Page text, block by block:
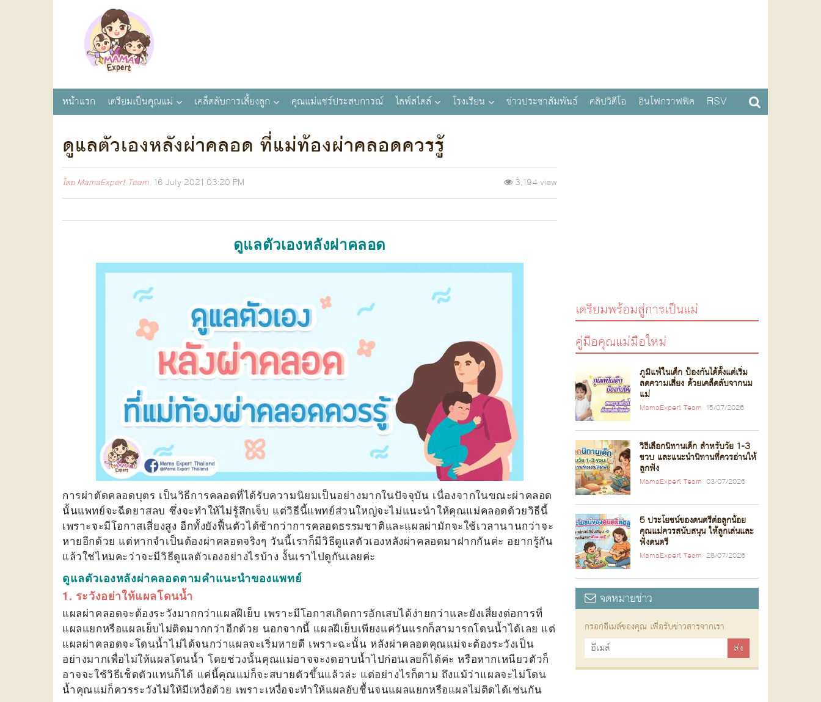
หน้าแรก เตรียมเป็นคุณแม่ เคล็ดลับการเลี้ยงลูก คุณแม่แชร์ประสบการณ์ ไลฟ์สไตล์ โรงเรียน ข่าวประชาสัมพันธ์ คลิปวิดีโอ อินโฟกราฟฟิค RSV
ดูแลตัวเองหลังผ่าคลอด ที่แม่ท้องผ่าคลอดควรรู้
โดยMamaExpert Team 16 July 2021 03:20 PM 3,194 view
ดูแลตัวเองหลังผ่าคลอด
การผ่าตัดคลอดบุตร เป็นวิธีการคลอดที่ได้รับความนิยมเป็นอย่างมากในปัจจุบัน เนื่องจากในขณะผ่าคลอด
นั้นแพทย์จะฉีดยาสลบ ซึ่งจะทำให้ไม่รู้สึกเจ็บ แต่วิธีนี้แพทย์ส่วนใหญ่จะไม่แนะนำให้คุณแม่คลอดด้วยวิธีนี้
เพราะจะมีโอกาสเสี่ยงสูง อีกทั้งยังฟื้นตัวได้ช้ากว่าการคลอดธรรมชาติและแผลผ่ามักจะใช้เวลานานกว่าจะ
หายอีกด้วย แต่หากจำเป็นต้องผ่าคลอดจริงๆ วันนี้เราก็มีวิธีดูแลตัวเองหลังผ่าคลอดมาฝากกันค่ะ อยากรู้กัน
แล้วใช่ไหมคะว่าจะมีวิธีดูแลตัวเองอย่างไรบ้าง งั้นเราไปดูกันเลยค่ะ
ดูแลตัวเองหลังผ่าคลอดตามคำแนะนำของแพทย์
1. ระวังอย่าให้แผลโดนน้ำ
แผลผ่าคลอดจะต้องระวังมากกว่าแผลฝีเย็บ เพราะมีโอกาสเกิดการอักเสบได้ง่ายกว่าและยังเสี่ยงต่อการที่
แผลแยกหรือแผลเย็บไม่ติดมากกว่าอีกด้วย นอกจากนี้ แผลฝีเย็บเพียงแค่วันแรกก็สามารถโดนน้ำได้เลย แต่
แผลผ่าคลอดจะโดนน้ำไม่ได้จนกว่าแผลจะเริ่มหายดี เพราะฉะนั้น หลังผ่าคลอดคุณแม่จะต้องระวังเป็น
อย่างมากเพื่อไม่ให้แผลโดนน้ำ โดยช่วงนั้นคุณแม่อาจจะงดอาบน้ำไปก่อนเลยก็ได้ค่ะ หรือหากเหนียวตัวก็
อาจจะใช้วิธีเช็ดตัวแทนก็ได้ แค่นี้คุณแม่ก็จะสบายตัวขึ้นแล้วล่ะ แต่อย่างไรก็ตาม ถึงแม้ว่าแผลจะไม่โดน
น้ำคุณแม่ก็ควรระวังไม่ให้มีเหงื่อด้วย เพราะเหงื่อจะทำให้แผลอับชื้นจนแผลแยกหรือแผลไม่ติดได้เช่นกัน
เตรียมพร้อมสู่การเป็นแม่
คู่มือคุณแม่มือใหม่
ภูมิแพ้ในเด็ก ป้องกันได้ตั้งแต่เริ่ม
ลดความเสี่ยง ด้วยเคล็ดลับจากนม
แม่
MamaExpert Team 15/07/2026
วิธีเลือกนิทานเด็ก สำหรับวัย 1-3
ขวบ และแนะนำนิทานที่ควรอ่านให้
ลูกฟัง
MamaExpert Team 03/07/2026
5 ประโยชน์ของดนตรีต่อลูกน้อย
คุณแม่ควรสนับสนุน ให้ลูกเล่นและ
ฟังดนตรี
MamaExpert Team 28/07/2026
จดหมายข่าว
กรอกอีเมล์ของคุณ เพื่อรับข่าวสารจากเรา